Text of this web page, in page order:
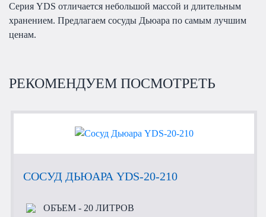
Серия YDS отличается небольшой массой и длительным
хранением. Предлагаем сосуды Дьюара по самым лучшим
ценам.
РЕКОМЕНДУЕМ ПОСМОТРЕТЬ
СОСУД ДЬЮАРА YDS-20-210
ОБЪЕМ- 20 ЛИТРОВ